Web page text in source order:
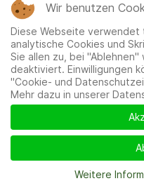
Wir benutzen
Diese Webseite
analytische Cookies und
Sie allen zu, bei
deaktiviert. Einwilligungen
"Cookie- und
Mehr dazu in unserer
Weitere